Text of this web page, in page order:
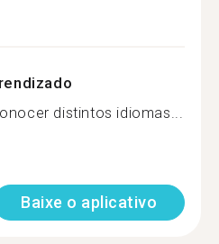
distintos idiomas...
Baixe o aplicativo